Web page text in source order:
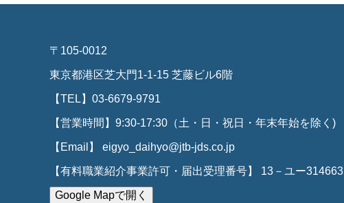
〒105-0012
東京都港区芝大門1-1-15 芝藤ビル6階
【TEL】03-6679-9791
【営業時間】9:30-17:30（土・日・祝日・年末年始を除く)
【Email】 eigyo_daihyo@jtb-jds.co.jp
【有料職業紹介事業許可・届出受理番号】 13－ユー314663
Google Mapで開く